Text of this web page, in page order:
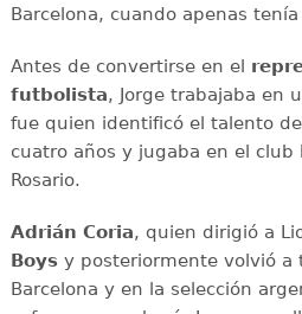
Barcelona, cuando apenas
Antes de convertirse en el
futbolista, Jorge trabajaba en
fue quien identificó el talento
cuatro años y jugaba en el club
Rosario.
Adrián Coria, quien dirigió a
Boysy posteriormente volvió a
Barcelona y en la selección